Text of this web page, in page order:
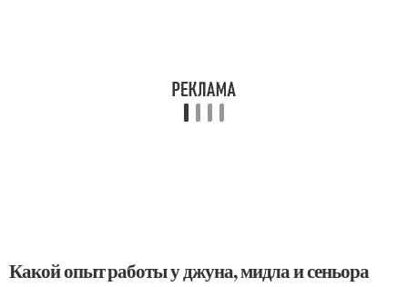
Какой опыт работы у джуна, мидла и сеньора